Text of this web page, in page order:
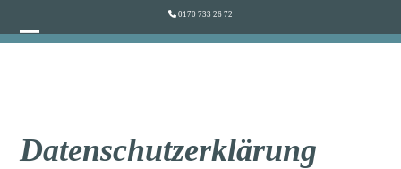
to
0170 733 26 72
Open
Close
Datenschutzerklärung